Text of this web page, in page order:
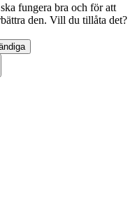
fungera bra och för att
den. Vill du tillåta det?